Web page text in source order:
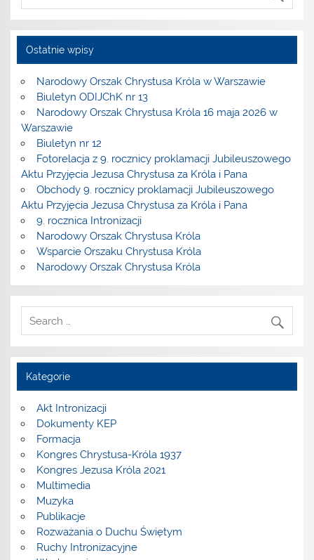
Ostatnie wpisy
Narodowy Orszak Chrystusa Króla w Warszawie
Biuletyn ODIJChK nr 13
Narodowy Orszak Chrystusa Króla 16 maja 2026 w
Warszawie
Biuletyn nr 12
Fotorelacja z 9. rocznicy proklamacji Jubileuszowego
Aktu Przyjęcia Jezusa Chrystusa za Króla i Pana
Obchody 9. rocznicy proklamacji Jubileuszowego
Aktu Przyjęcia Jezusa Chrystusa za Króla i Pana
9. rocznica Intronizacji
Narodowy Orszak Chrystusa Króla
Wsparcie Orszaku Chrystusa Króla
Narodowy Orszak Chrystusa Króla
Kategorie
Akt Intronizacji
Dokumenty KEP
Formacja
Kongres Chrystusa-Króla 1937
Kongres Jezusa Króla 2021
Multimedia
Muzyka
Publikacje
Rozważania o Duchu Świętym
Ruchy Intronizacyjne